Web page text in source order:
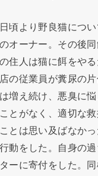
頃より野良猫につ
オーナー。その後
住人は猫に餌をや
の従業員が糞尿の
増え続け、悪臭に
とがなく、適切な
とは思い及ばなか
動をした。自身の
ーに寄付をした。